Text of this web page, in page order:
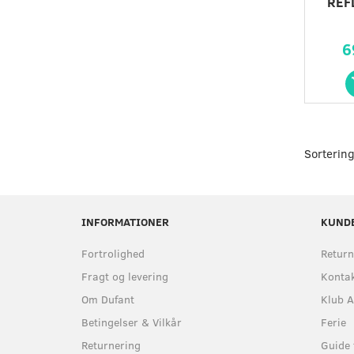
INFORMATIONER
Fortrolighed
Fragt og levering
Om Dufant
Betingelser & Vilkår
Returnering
Klub
Ferie
Guide